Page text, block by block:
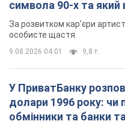
символа 90-х та який
мають
За розвитком кар'єри
особисте щастя
9.08.2026 04:01 9,8 т.
У ПриватБанку
долари 1996 року:
обмінники та банки